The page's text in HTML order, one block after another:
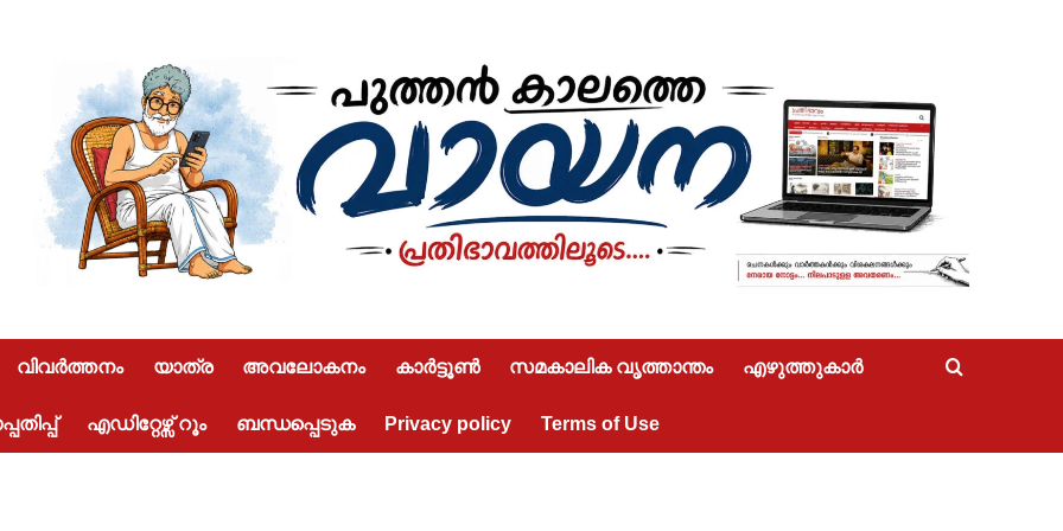
വിവർത്തനം യാത്ര അവലോകനം കാർട്ടൂൺ സമകാലിക വൃത്താന്തം എഴുത്തുകാർ
എഡിറ്റേഴ്സ് റൂം ബന്ധപ്പെടുക Privacy policy Terms of Use